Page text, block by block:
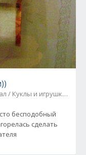
/ Куклы и игрушки /
бесподобный
сделать